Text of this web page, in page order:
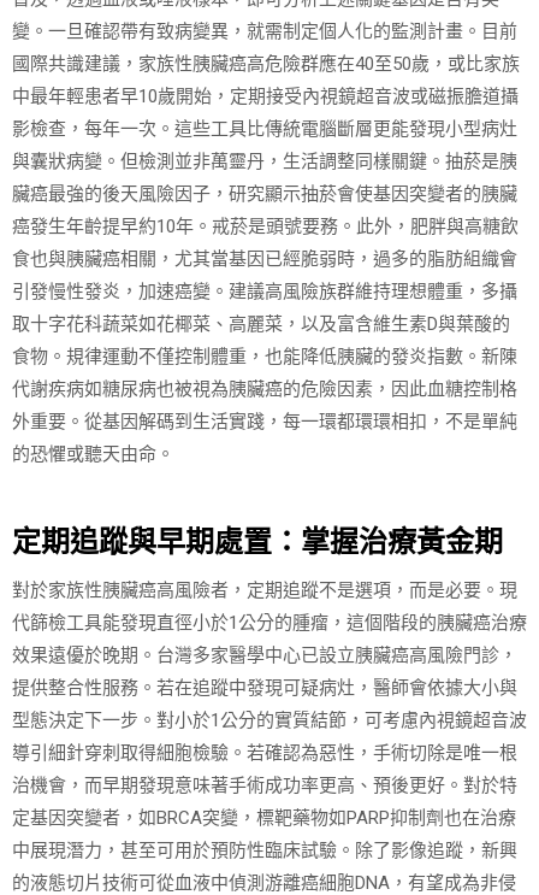
變。一旦確認帶有致病變異，就需制定個人化的監測計畫。目前
國際共識建議，家族性胰臟癌高危險群應在40至50歲，或比家族
中最年輕患者早10歲開始，定期接受內視鏡超音波或磁振膽道攝
影檢查，每年一次。這些工具比傳統電腦斷層更能發現小型病灶
與囊狀病變。但檢測並非萬靈丹，生活調整同樣關鍵。抽菸是胰
臟癌最強的後天風險因子，研究顯示抽菸會使基因突變者的胰臟
癌發生年齡提早約10年。戒菸是頭號要務。此外，肥胖與高糖飲
食也與胰臟癌相關，尤其當基因已經脆弱時，過多的脂肪組織會
引發慢性發炎，加速癌變。建議高風險族群維持理想體重，多攝
取十字花科蔬菜如花椰菜、高麗菜，以及富含維生素D與葉酸的
食物。規律運動不僅控制體重，也能降低胰臟的發炎指數。新陳
代謝疾病如糖尿病也被視為胰臟癌的危險因素，因此血糖控制格
外重要。從基因解碼到生活實踐，每一環都環環相扣，不是單純
的恐懼或聽天由命。
定期追蹤與早期處置：掌握治療黃金期
對於家族性胰臟癌高風險者，定期追蹤不是選項，而是必要。現
代篩檢工具能發現直徑小於1公分的腫瘤，這個階段的胰臟癌治療
效果遠優於晚期。台灣多家醫學中心已設立胰臟癌高風險門診，
提供整合性服務。若在追蹤中發現可疑病灶，醫師會依據大小與
型態決定下一步。對小於1公分的實質結節，可考慮內視鏡超音波
導引細針穿刺取得細胞檢驗。若確認為惡性，手術切除是唯一根
治機會，而早期發現意味著手術成功率更高、預後更好。對於特
定基因突變者，如BRCA突變，標靶藥物如PARP抑制劑也在治療
中展現潛力，甚至可用於預防性臨床試驗。除了影像追蹤，新興
的液態切片技術可從血液中偵測游離癌細胞DNA，有望成為非侵